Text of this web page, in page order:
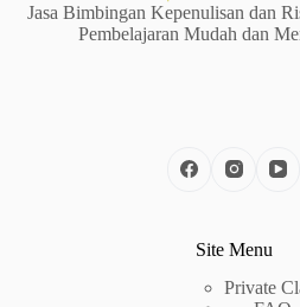
Jasa Bimbingan Kepenulisan dan
Pembelajaran Mudah dan
Site Menu
Private